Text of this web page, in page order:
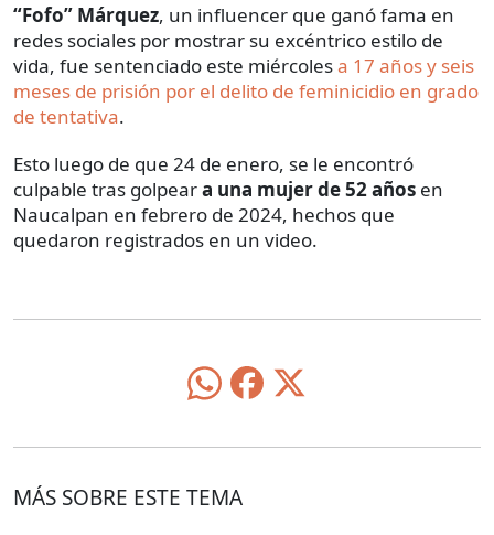
“Fofo” Márquez, un influencer que ganó fama en
redes sociales por mostrar su excéntrico estilo de
vida, fue sentenciado este miércolesa 17 años y seis
meses de prisión por el delito de feminicidio en grado
de tentativa.
Esto luego de que 24 de enero, se le encontró
culpable tras golpeara una mujer de 52 años en
Naucalpan en febrero de 2024, hechos que
quedaron registrados en un video.
MÁS SOBRE ESTE TEMA